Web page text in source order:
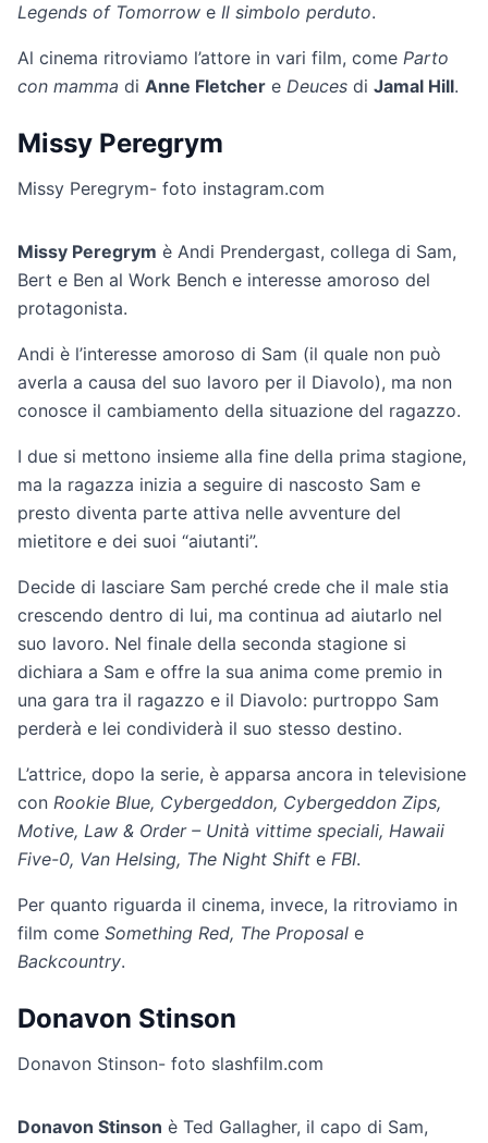
Legends of Tomorrow e Il simbolo perduto.
Al cinema ritroviamo l’attore in vari film, come Parto
con mamma di Anne Fletcher e Deuces di Jamal Hill.
Missy Peregrym
Missy Peregrym- foto instagram.com
Missy Peregrym è Andi Prendergast, collega di Sam,
Bert e Ben al Work Bench e interesse amoroso del
protagonista.
Andi è l’interesse amoroso di Sam (il quale non può
averla a causa del suo lavoro per il Diavolo), ma non
conosce il cambiamento della situazione del ragazzo.
I due si mettono insieme alla fine della prima stagione,
ma la ragazza inizia a seguire di nascosto Sam e
presto diventa parte attiva nelle avventure del
mietitore e dei suoi “aiutanti”.
Decide di lasciare Sam perché crede che il male stia
crescendo dentro di lui, ma continua ad aiutarlo nel
suo lavoro. Nel finale della seconda stagione si
dichiara a Sam e offre la sua anima come premio in
una gara tra il ragazzo e il Diavolo: purtroppo Sam
perderà e lei condividerà il suo stesso destino.
L’attrice, dopo la serie, è apparsa ancora in televisione
con Rookie Blue, Cybergeddon, Cybergeddon Zips,
Motive, Law & Order – Unità vittime speciali, Hawaii
Five-0, Van Helsing, The Night Shift e FBI.
Per quanto riguarda il cinema, invece, la ritroviamo in
film come Something Red, The Proposal e
Backcountry.
Donavon Stinson
Donavon Stinson- foto slashfilm.com
Donavon Stinson è Ted Gallagher, il capo di Sam,